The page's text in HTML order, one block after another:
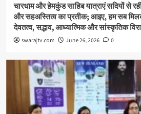
चारधाम और हेमकुंड साहिब यात्राएं सदियों से
और सहअस्तित्व का प्रतीक; आइए, हम सब
देवतत्व, सद्भाव, आध्यात्मिक और सांस्कृतिक
swarajtv.com June 26, 2026 0